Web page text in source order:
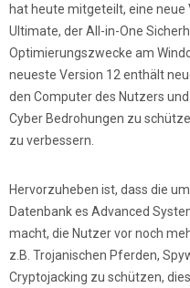
hat heute mitgeteilt, eine
Ultimate, der All-in-One
Optimierungszwecke am
neueste Version 12 enthält
den Computer des Nutzers
Cyber Bedrohungen zu
zu verbessern.
Hervorzuheben ist, dass die
Datenbank es Advanced
macht, die Nutzer vor noch
z.B. Trojanischen Pferden,
Cryptojacking zu schützen,